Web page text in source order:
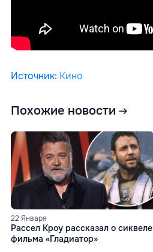
Источник: Кино
Похожие новости
22 Января
Рассел Кроу рассказал о сиквеле
фильма «Гладиатор»